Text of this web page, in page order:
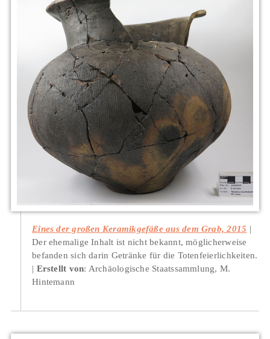
Eines der großen Keramikgefäße aus dem Grab, 2015
Der ehemalige Inhalt ist nicht bekannt, möglicherweise
befanden sich darin Getränke für die Totenfeierlichkeiten.
Erstellt von: Archäologische Staatssammlung, M.
Hintemann